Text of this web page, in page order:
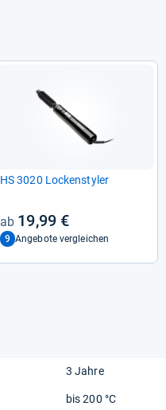
HS 3020 Lockensty­ler
19,99 €
9 Angebote vergleichen
3 Jahre
bis 200 °C